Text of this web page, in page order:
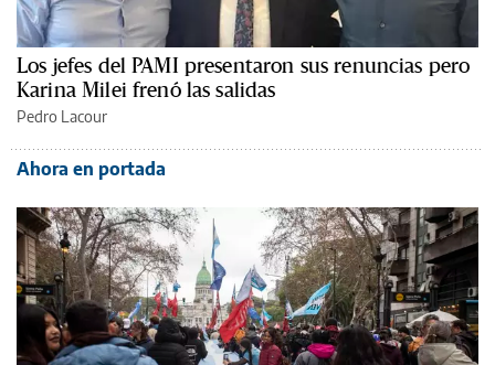
Los jefes del PAMI presentaron sus renuncias pero
Karina Milei frenó las salidas
Pedro Lacour
Ahora en portada